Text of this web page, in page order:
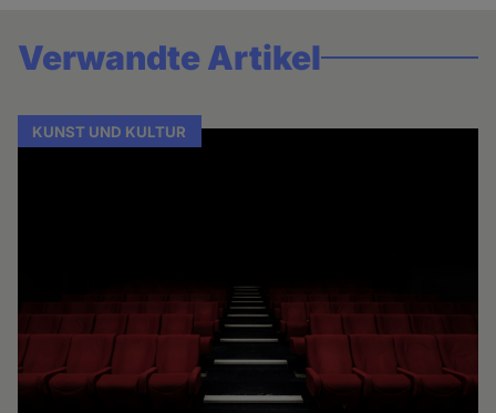
Verwandte Artikel
KUNST UND KULTUR